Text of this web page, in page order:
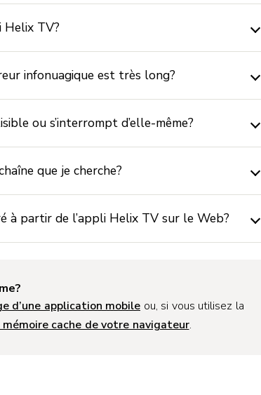
Helix TV?
infonuagique est très long?
ou s’interrompt d’elle-même?
que je cherche?
à partir de l’appli Helix TV sur le Web?
d’une application mobile ou, si vous utilisez la
cache de votre navigateur.